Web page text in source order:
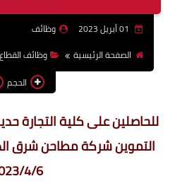
وظائف
الصفحة الرئيسية
وظائف
الحجم
للحاصلين على كلية التجارة
التموين شركة مطاحن شرق
4/6